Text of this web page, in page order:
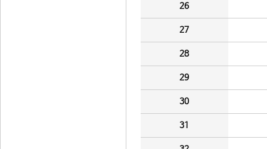
26
27
28
29
30
31